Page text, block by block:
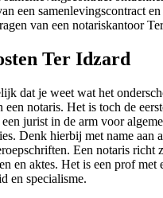
een samenlevingscontract
van een notariskantoor
Ter Idzard
dat je weet wat het
een notaris. Het is toch de
een jurist in de arm voor
Denk hierbij met name aan
Een notaris richt
en aktes. Het is een prof met
en specialisme.